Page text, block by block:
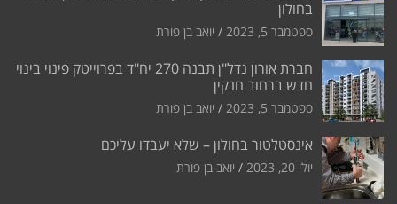
בחולון
ספטמבר 5, 2023 יואב בן פורת
חברת אורון נדל"ן תבנה 270 יח"ד בפרוייטק פינוי בינוי
חדש ברחוב חנקין
ספטמבר 5, 2023 יואב בן פורת
אינסטלטור בחולון – שלא יעבדו עליכם
יולי 20, 2023 יואב בן פורת